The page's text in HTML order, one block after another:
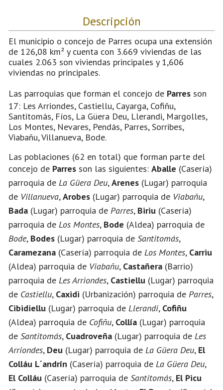
Descripción
El municipio o concejo de Parres ocupa una extensión
de 126,08 km² y cuenta con 3.669 viviendas de las
cuales 2.063 son viviendas principales y 1,606
viviendas no principales.
Las parroquias que forman el concejo de Parres son
17: Les Arriondes, Castiellu, Cayarga, Cofiñu,
Santitomás, Fíos, La Güera Deu, Llerandi, Margolles,
Los Montes, Nevares, Pendás, Parres, Sorribes,
Viabañu, Villanueva, Bode.
Las poblaciones (62 en total) que forman parte del
concejo de Parres son las siguientes: Aballe (Casería)
parroquia de La Güera Deu, Arenes (Lugar) parroquia
de Villanueva, Arobes (Lugar) parroquia de Viabañu,
Bada (Lugar) parroquia de Parres, Biriu (Casería)
parroquia de Los Montes, Bode (Aldea) parroquia de
Bode, Bodes (Lugar) parroquia de Santitomás,
Caramezana (Casería) parroquia de Los Montes, Carriu
(Aldea) parroquia de Viabañu, Castañera (Barrio)
parroquia de Les Arriondes, Castiellu (Lugar) parroquia
de Castiellu, Caxidi (Urbanización) parroquia de Parres,
Cibidiellu (Lugar) parroquia de Llerandi, Cofiñu
(Aldea) parroquia de Cofiñu, Collía (Lugar) parroquia
de Santitomás, Cuadroveña (Lugar) parroquia de Les
Arriondes, Deu (Lugar) parroquia de La Güera Deu, El
Colláu L´andrín (Casería) parroquia de La Güera Deu,
El Colláu (Casería) parroquia de Santitomás, El Picu